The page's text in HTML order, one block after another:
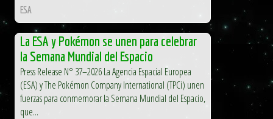
ESA
La ESA y Pokémon se unen para celebrar
la Semana Mundial del Espacio
Press Release N° 37–2026 La Agencia Espacial Europea
(ESA) y The Pokémon Company International (TPCi) unen
fuerzas para conmemorar la Semana Mundial del Espacio,
que...